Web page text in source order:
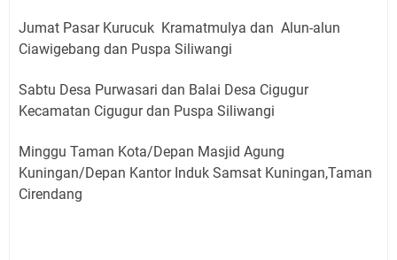
Jumat Pasar Kurucuk Kramatmulya dan Alun-alun
Ciawigebang dan Puspa Siliwangi
Sabtu Desa Purwasari dan Balai Desa Cigugur
Kecamatan Cigugur dan Puspa Siliwangi
Minggu Taman Kota/Depan Masjid Agung
Kuningan/Depan Kantor Induk Samsat Kuningan,Taman
Cirendang